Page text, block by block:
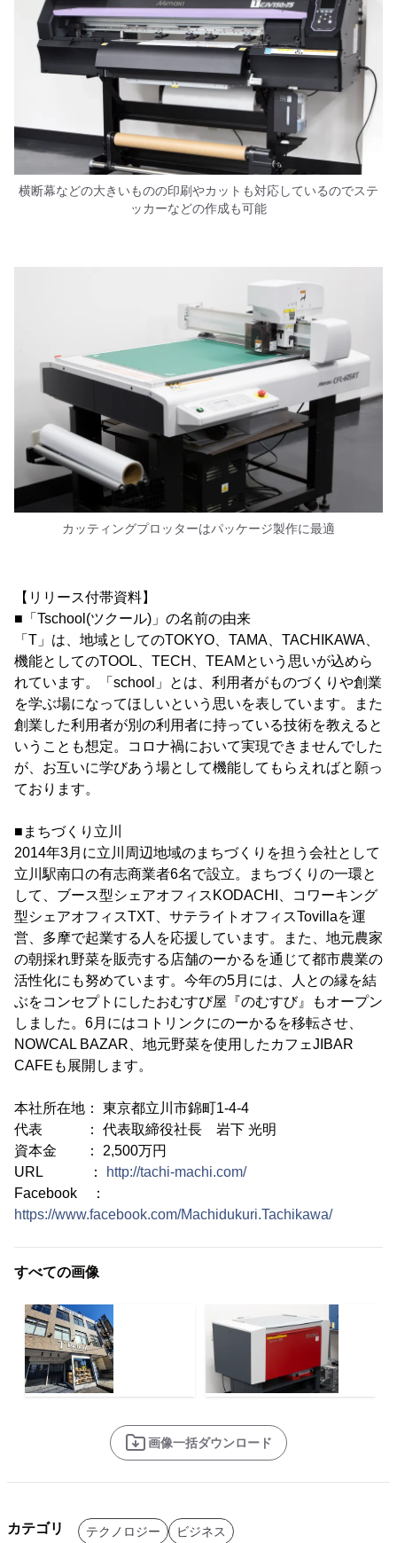
横断幕などの大きいものの印刷やカットも対応しているのでステ
ッカーなどの作成も可能
カッティングプロッターはパッケージ製作に最適
【リリース付帯資料】
■「Tschool(ツクール)」の名前の由来
「T」は、地域としてのTOKYO、TAMA、TACHIKAWA、
機能としてのTOOL、TECH、TEAMという思いが込めら
れています。「school」とは、利用者がものづくりや創業
を学ぶ場になってほしいという思いを表しています。また
創業した利用者が別の利用者に持っている技術を教えると
いうことも想定。コロナ禍において実現できませんでした
が、お互いに学びあう場として機能してもらえればと願っ
ております。
■まちづくり立川
2014年3月に立川周辺地域のまちづくりを担う会社として
立川駅南口の有志商業者6名で設立。まちづくりの一環と
して、ブース型シェアオフィスKODACHI、コワーキング
型シェアオフィスTXT、サテライトオフィスTovillaを運
営、多摩で起業する人を応援しています。また、地元農家
の朝採れ野菜を販売する店舗のーかるを通じて都市農業の
活性化にも努めています。今年の5月には、人との縁を結
ぶをコンセプトにしたおむすび屋『のむすび』もオープン
しました。6月にはコトリンクにのーかるを移転させ、
NOWCAL BAZAR、地元野菜を使用したカフェJIBAR
CAFEも展開します。
本社所在地： 東京都立川市錦町1-4-4
代表 ： 代表取締役社長 岩下 光明
資本金 ： 2,500万円
URL ：
http://tachi-machi.com/
Facebook ：
https://www.facebook.com/Machidukuri.Tachikawa/
すべての画像
画像一括ダウンロード
カテゴリ テクノロジー ビジネス